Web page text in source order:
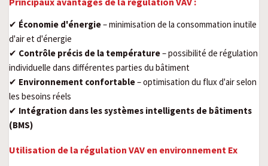
✔ Économie d'énergie– minimisation de la consommation inutile
d'air et d'énergie
✔ Contrôle précis de la température– possibilité de régulation
individuelle dans différentes parties du bâtiment
✔ Environnement confortable– optimisation du flux d'air selon
les besoins réels
✔ Intégration dans les systèmes intelligents de bâtiments
(BMS)
Utilisation de la régulation VAV en environnement Ex